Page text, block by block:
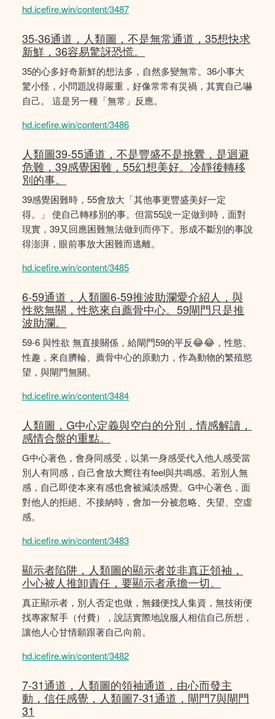
hd.icefire.win/content/3487
35-36通道，人類圖，不是無常通道，35想快求
新鮮，36容易驚訝恐慌。
35的心多好奇新鮮的想法多，自然多變無常。36小事大
驚小怪，小問題說得嚴重，好像常常有災禍，其實自己嚇
自己。 這是另一種「無常」反應。
hd.icefire.win/content/3486
人類圖39-55通道，不是豐盛不是挑釁，是迴避
危難，39感覺困難，55幻想美好。冷靜後轉移
別的事。
39感覺困難時，55會放大「其他事更豐盛美好一定
得。」 使自己轉移別的事。但當55說一定做到時，面對
現實，39又回應困難無法做到而停下。形成不斷別的事說
得澎湃，眼前事放大困難而逃離。
hd.icefire.win/content/3485
6-59通道，人類圖6-59推波助瀾愛介紹人，與
性慾無關，性慾來自薦骨中心。59閘門只是推
波助瀾。
59-6 與性欲 無直接關係，給閘門59的平反😂😂，性慾、
性趣，來自臍輪、薦骨中心的原動力，作為動物的繁殖慾
望，與閘門無關。
hd.icefire.win/content/3484
人類圖，G中心定義與空白的分別，情感解讀，
感情合盤的重點。
G中心著色，會身同感受，以第一身感受代入他人感受當
別人有同感，自己會放大嚮往有feel與共鳴感。若別人無
感，自己即使本來有感也會被減淡感覺。G中心著色，面
對他人的拒絕、不接納時，會加一分被忽略、失望、空虛
感。
hd.icefire.win/content/3483
顯示者陷阱，人類圖的顯示者並非真正領袖，
小心被人推卸責任，要顯示者承擔一切。
真正顯示者，別人否定也做，無錢便找人集資，無技術便
找專家幫手（付費），說話實際地說服人相信自己所想，
讓他人心甘情願跟著自己向前。
hd.icefire.win/content/3482
7-31通道，人類圖的領袖通道，由心而發主
動，信任感覺，人類圖7-31通道，閘門7與閘門
31